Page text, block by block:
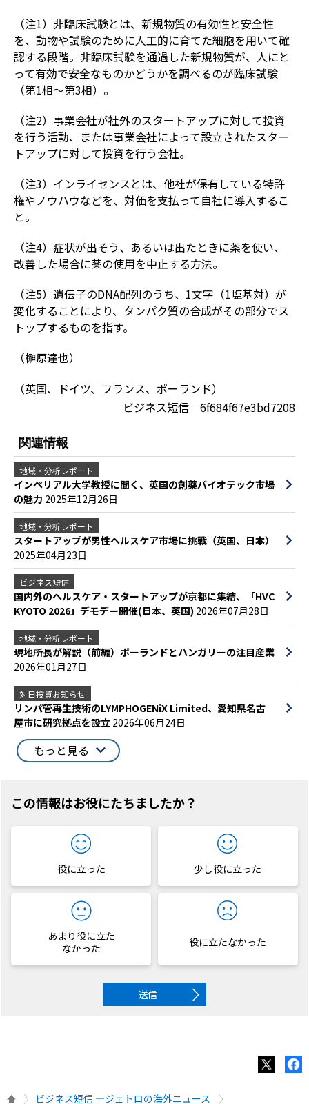
（注1）非臨床試験とは、新規物質の有効性と安全性
を、動物や試験のために人工的に育てた細胞を用いて確
認する段階。非臨床試験を通過した新規物質が、人にと
って有効で安全なものかどうかを調べるのが臨床試験
（第1相～第3相）。
（注2）事業会社が社外のスタートアップに対して投資
を行う活動、または事業会社によって設立されたスター
トアップに対して投資を行う会社。
（注3）インライセンスとは、他社が保有している特許
権やノウハウなどを、対価を支払って自社に導入するこ
と。
（注4）症状が出そう、あるいは出たときに薬を使い、
改善した場合に薬の使用を中止する方法。
（注5）遺伝子のDNA配列のうち、1文字（1塩基対）が
変化することにより、タンパク質の合成がその部分でス
トップするものを指す。
（榊原達也）
（英国、ドイツ、フランス、ポーランド）
ビジネス短信 6f684f67e3bd7208
関連情報
地域・分析レポート
インペリアル大学教授に聞く、英国の創薬バイオテック市場
の魅力 2025年12月26日
地域・分析レポート
スタートアップが男性ヘルスケア市場に挑戦（英国、日本）
2025年04月23日
ビジネス短信
国内外のヘルスケア・スタートアップが京都に集結、「HVC
KYOTO 2026」デモデー開催(日本、英国) 2026年07月28日
地域・分析レポート
現地所長が解説（前編）ポーランドとハンガリーの注目産業
2026年01月27日
対日投資お知らせ
リンパ管再生技術のLYMPHOGENiX Limited、愛知県名古
屋市に研究拠点を設立 2026年06月24日
もっと見る
この情報はお役にたちましたか？
役に立った 少し役に立った
あまり役に立た
なかった
役に立たなかった
送信
ビジネス短信 ―ジェトロの海外ニュース